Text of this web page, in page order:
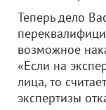
Теперь дело
возможное
«Если на
лица, то
экспертизы